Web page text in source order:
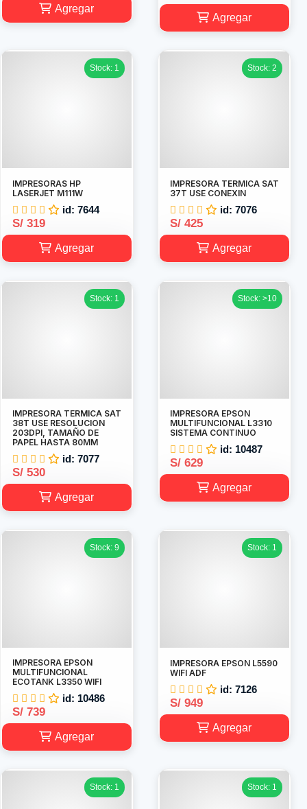
Agregar
Agregar
Stock: 1
IMPRESORAS HP
LASERJET M111W
id: 7644
S/ 319
Agregar
Stock: 2
IMPRESORA TERMICA SAT
37T USE CONEXIN
id: 7076
S/ 425
Agregar
Stock: 1
IMPRESORA TERMICA SAT
38T USE RESOLUCION
203DPI, TAMAÑO DE
PAPEL HASTA 80MM
id: 7077
S/ 530
Agregar
Stock: >10
IMPRESORA EPSON
MULTIFUNCIONAL L3310
SISTEMA CONTINUO
id: 10487
S/ 629
Agregar
Stock: 9
IMPRESORA EPSON
MULTIFUNCIONAL
ECOTANK L3350 WIFI
id: 10486
S/ 739
Agregar
Stock: 1
IMPRESORA EPSON L5590
WIFI ADF
id: 7126
S/ 949
Agregar
Stock: 1 Stock: 1